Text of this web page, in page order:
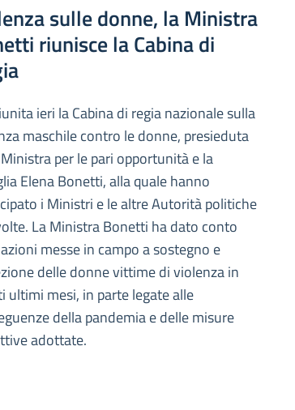
sulle donne, la Ministra
riunisce la Cabina di
ieri la Cabina di regia nazionale sulla
maschile contro le donne, presieduta
per le pari opportunità e la
Elena Bonetti, alla quale hanno
i Ministri e le altre Autorità politiche
La Ministra Bonetti ha dato conto
messe in campo a sostegno e
delle donne vittime di violenza in
ultimi mesi, in parte legate alle
della pandemia e delle misure
adottate.